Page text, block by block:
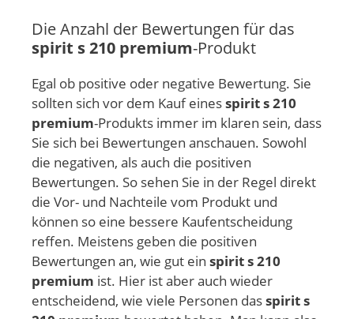
Die Anzahl der Bewertungen für das
spirit s 210 premium-Produkt
Egal ob positive oder negative Bewertung. Sie
sollten sich vor dem Kauf einesspirit s 210
premium-Produkts immer im klaren sein, dass
Sie sich bei Bewertungen anschauen. Sowohl
die negativen, als auch die positiven
Bewertungen. So sehen Sie in der Regel direkt
die Vor- und Nachteile vom Produkt und
können so eine bessere Kaufentscheidung
reffen. Meistens geben die positiven
Bewertungen an, wie gut ein spirit s 210
premium ist. Hier ist aber auch wieder
entscheidend, wie viele Personen dasspirit s